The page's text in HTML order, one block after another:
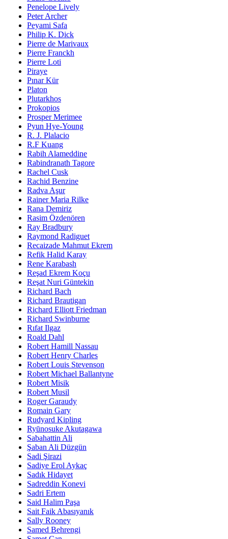
Penelope Lively
Peter Archer
Peyami Safa
Philip K. Dick
Pierre de Marivaux
Pierre Franckh
Pierre Loti
Piraye
Pınar Kür
Platon
Plutarkhos
Prokopios
Prosper Merimee
Pyun Hye-Young
R. J. Plalacio
R.F Kuang
Rabih Alameddine
Rabindranath Tagore
Rachel Cusk
Rachid Benzine
Radva Aşur
Rainer Maria Rilke
Rana Demiriz
Rasim Özdenören
Ray Bradbury
Raymond Radiguet
Recaizade Mahmut Ekrem
Refik Halid Karay
Rene Karabash
Reşad Ekrem Koçu
Reşat Nuri Güntekin
Richard Bach
Richard Brautigan
Richard Elliott Friedman
Richard Swinburne
Rıfat Ilgaz
Roald Dahl
Robert Hamill Nassau
Robert Henry Charles
Robert Louis Stevenson
Robert Michael Ballantyne
Robert Misik
Robert Musil
Roger Garaudy
Romain Gary
Rudyard Kipling
Ryūnosuke Akutagawa
Sabahattin Ali
Şaban Ali Düzgün
Sadi Şirazi
Sadiye Erol Aykaç
Sadık Hidayet
Sadreddin Konevi
Sadri Ertem
Said Halim Paşa
Sait Faik Abasıyanık
Sally Rooney
Samed Behrengi